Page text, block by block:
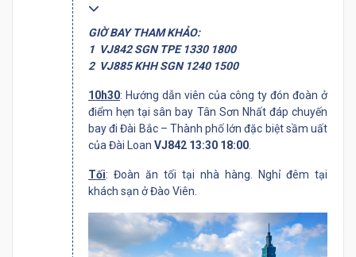
GIỜ BAY THAM KHẢO:
1 VJ842 SGN TPE 1330 1800
2 VJ885 KHH SGN 1240 1500
10h30: Hướng dẫn viên của công ty đón đoàn ở
điểm hẹn tại sân bay Tân Sơn Nhất đáp chuyến
bay đi Đài Bắc – Thành phố lớn đặc biệt sầm uất
của Đài Loan VJ842 13:30 18:00
Tối: Đoàn ăn tối tại nhà hàng. Nghỉ đêm tại
khách sạn ở Đào Viên.